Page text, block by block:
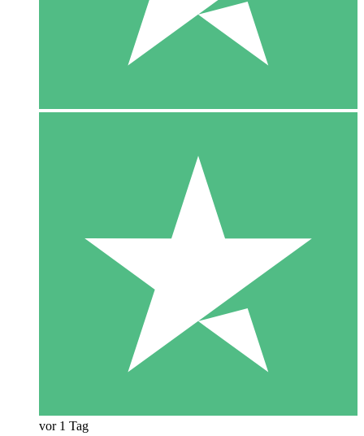
vor 1 Tag